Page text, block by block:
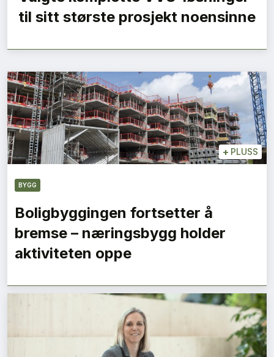
til sitt største prosjekt noensinne
+ PLUSS
BYGG
Boligbyggingen fortsetter å
bremse – næringsbygg holder
aktiviteten oppe